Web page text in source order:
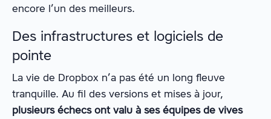
encore l’un des meilleurs.
Des infrastructures et logiciels de
pointe
La vie de Dropbox n’a pas été un long fleuve
tranquille. Au fil des versions et mises à jour,
plusieurs échecs ont valu à ses équipes de vives